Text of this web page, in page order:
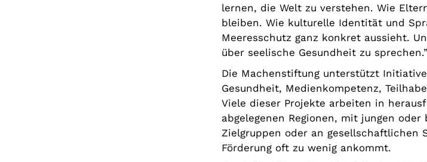
lernen, die Welt zu verstehen. Wie
bleiben. Wie kulturelle Identität und
Meeresschutz ganz konkret aussieht.
über seelische Gesundheit zu sprechen.”
Die Machenstiftung unterstützt
Gesundheit, Medienkompetenz,
Viele dieser Projekte arbeiten in
abgelegenen Regionen, mit jungen oder
Zielgruppen oder an gesellschaftlichen
Förderung oft zu wenig ankommt.